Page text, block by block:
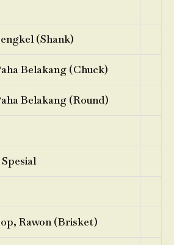
(Shank)
Belakang (Chuck)
Belakang (Round)
Rawon (Brisket)